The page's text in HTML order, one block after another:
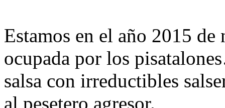
Estamos en el año 2015 de
ocupada por los
salsa con irreductibles
al pesetero agresor.